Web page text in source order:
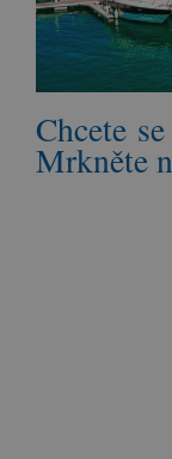
Chcete
Mrkněte